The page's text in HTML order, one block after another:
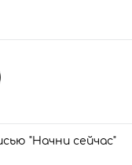
"Начни сейчас"